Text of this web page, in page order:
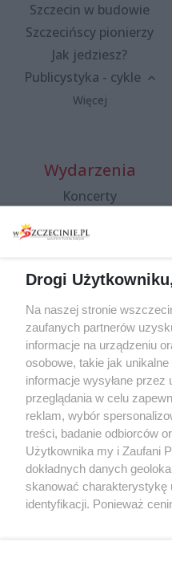
Szczecin w budowie
Szczecińscy pionierzy
Jak jedziesz?
Publicystyka - cykle
Więcej
Wydarzenia
Koncerty
Spacery i oprowadzania
targi
Wernisaże
Więcej
Partnerzy
Praca Szczecin
Drogi
Na naszej stronie
zaufanych partnerów
informacje na urządzeniu
osobowe, takie jak
informacje wysyłane przez
przeglądania w celu
reklam, wybór
treści, badanie odbiorców
Użytkownika my i Zaufani
dokładnych danych
skanować charakterystykę
identyfikacji. Ponieważ
prywatności znajdujący